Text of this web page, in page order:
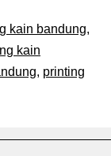
kain bandung,
kain
, printing